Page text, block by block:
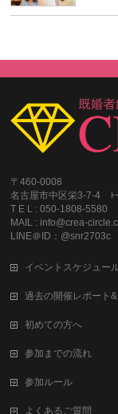
〒460-0008
名古屋市中区栄3-7-4 ﾄｰ
T E L : 050-1808-5580
MAIL : info@crea-
LINE＠ID：@snr2703c
イベントスケジュー
過去の開催レポート
初めての方へ
参加までの流れ
参加ルール
よくあるご質問